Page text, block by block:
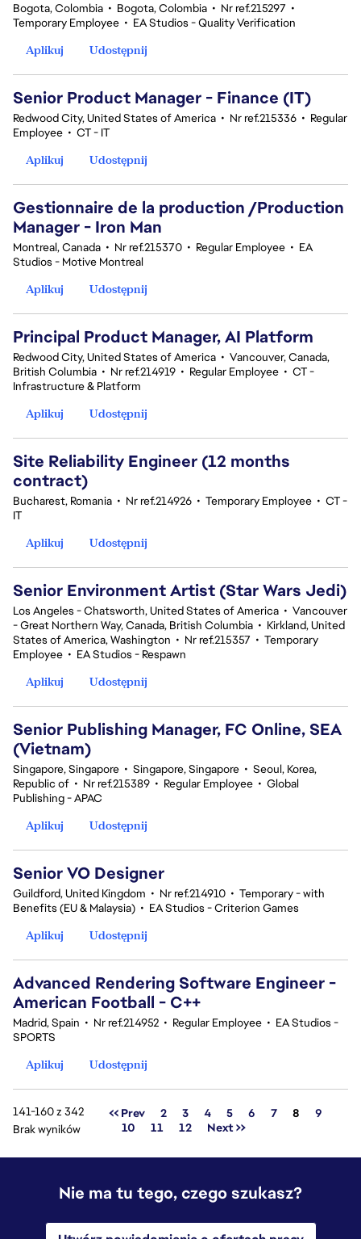
Bogota, Colombia • Bogota, Colombia • Nr ref.215297 •
Temporary Employee • EA Studios - Quality Verification
Aplikuj
Udostępnij
Senior Product Manager - Finance (IT)
Redwood City, United States of America • Nr ref.215336 • Regular
Employee • CT - IT
Aplikuj
Udostępnij
Gestionnaire de la production /Production
Manager - Iron Man
Montreal, Canada • Nr ref.215370 • Regular Employee • EA
Studios - Motive Montreal
Aplikuj
Udostępnij
Principal Product Manager, AI Platform
Redwood City, United States of America • Vancouver, Canada,
British Columbia • Nr ref.214919 • Regular Employee • CT -
Infrastructure & Platform
Aplikuj
Udostępnij
Site Reliability Engineer (12 months
contract)
Bucharest, Romania • Nr ref.214926 • Temporary Employee • CT -
IT
Aplikuj
Udostępnij
Senior Environment Artist (Star Wars Jedi)
Los Angeles - Chatsworth, United States of America • Vancouver
- Great Northern Way, Canada, British Columbia • Kirkland, United
States of America, Washington • Nr ref.215357 • Temporary
Employee • EA Studios - Respawn
Aplikuj
Udostępnij
Senior Publishing Manager, FC Online, SEA
(Vietnam)
Singapore, Singapore • Singapore, Singapore • Seoul, Korea,
Republic of • Nr ref.215389 • Regular Employee • Global
Publishing - APAC
Aplikuj
Udostępnij
Senior VO Designer
Guildford, United Kingdom • Nr ref.214910 • Temporary - with
Benefits (EU & Malaysia) • EA Studios - Criterion Games
Aplikuj
Udostępnij
Advanced Rendering Software Engineer -
American Football - C++
Madrid, Spain • Nr ref.214952 • Regular Employee • EA Studios -
SPORTS
Aplikuj
Udostępnij
141-160 z 342
Brak wyników
<< Prev 2 3 4 5 6 7 Strona
8
9
10
11 12 Next >>
Nie ma tu tego, czego szukasz?